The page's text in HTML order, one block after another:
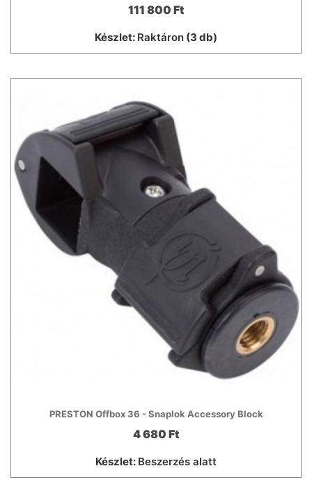
111 800 Ft
Készlet: Raktáron (3 db)
PRESTON Offbox 36 - Snaplok Accessory Block
4 680 Ft
Készlet: Beszerzés alatt